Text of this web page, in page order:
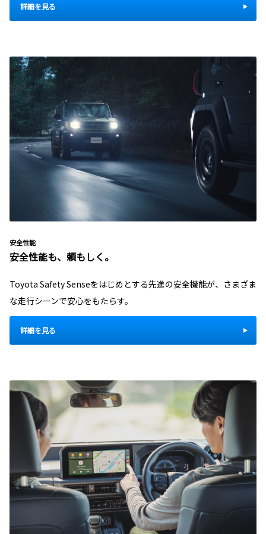
詳細を見る
安全性能
安全性能も、頼もしく。
Toyota Safety Senseをはじめとする先進の安全機能が、さまざま
な走行シーンで安心をもたらす。
詳細を見る